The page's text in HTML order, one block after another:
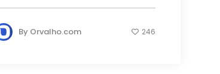
By Orvalho.com 246